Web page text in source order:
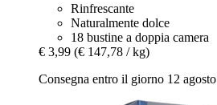
Rinfrescante
Naturalmente dolce
18 bustine a doppia camera
€ 3,99 (€ 147,78 / kg)
Consegna entro il giorno 12 agosto